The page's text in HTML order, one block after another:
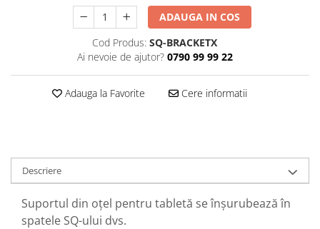
Monitoare de scena
Subwoofere Active
Subwoofere Pasive
Cabluri si conectori
Adaptoare Audio
Conectori Audio
Stage Box Multicore
Casti
Casti cu fir
ADAUGA IN COS
Cod Produs: SQ-BRACKETX
Ai nevoie de ajutor? 0790 99 99 22
Adauga la Favorite Cere informatii
Descriere
Suportul din oțel pentru tabletă se înșurubează în
spatele SQ-ului dvs.